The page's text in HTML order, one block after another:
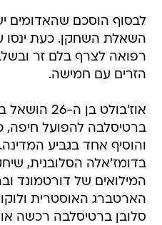
השאלת השחקן. כעת ינסו
רפואה לצרף בלם זר
הזרים עם חמישה.
אוז'בולט בן
והוסיף אחד בגביע
בדומז'אלה הסלובנית,
המילואים של דורטמונד
הארטברג האוסטרית